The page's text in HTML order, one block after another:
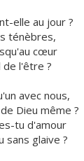
elle au jour ?
ténèbres,
cœur
l'être ?
avec nous,
Dieu même ?
tu d'amour
glaive ?